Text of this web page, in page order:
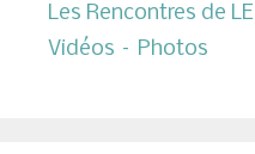
Les Rencontres de
Vidéos – Photos